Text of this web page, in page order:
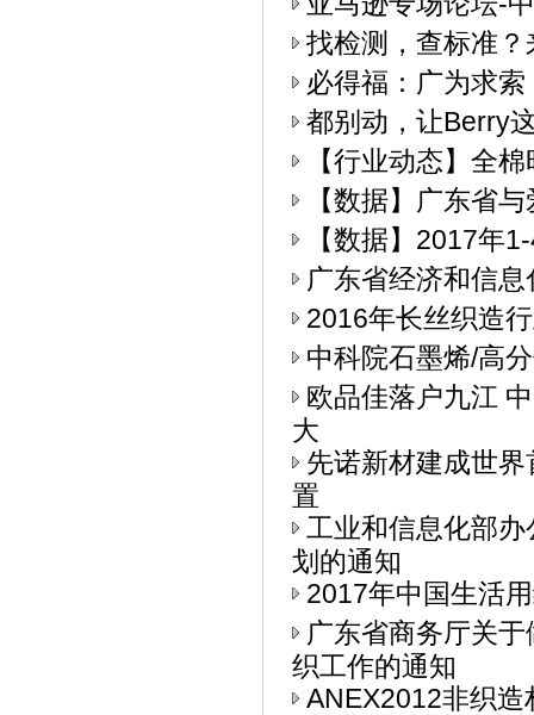
找检测，查标准
必得福：广为求
都别动，让Berry
【行业动态】全
【数据】广东省
【数据】2017年
广东省经济和信
2016年长丝织造
中科院石墨烯/高
欧品佳落户九江
大
先诺新材建成世
置
工业和信息化部办
划的通知
2017年中国生活
广东省商务厅关
织工作的通知
ANEX2012非织